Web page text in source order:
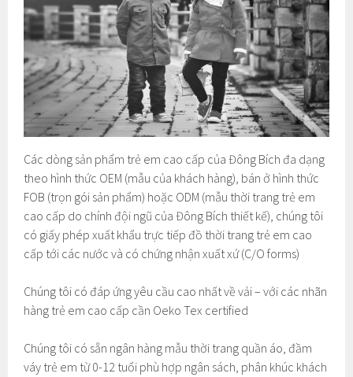
Các dòng sản phẩm trẻ em cao cấp của Đông Bích đa dạng
theo hình thức OEM (mẫu của khách hàng), bán ở hình thức
FOB (trọn gói sản phẩm) hoặc ODM (mẫu thời trang trẻ em
cao cấp do chính đội ngũ của Đông Bích thiết kế), chúng tôi
có giấy phép xuất khẩu trực tiếp đồ thời trang trẻ em cao
cấp tới các nước và có chứng nhận xuất xứ (C/O forms)
Chúng tôi có đáp ứng yêu cầu cao nhất về vải – với các nhãn
hàng trẻ em cao cấp cần Oeko Tex certified
Chúng tôi có sẵn ngân hàng mẫu thời trang quần áo, đầm
váy trẻ em từ 0-12 tuổi phù hợp ngân sách, phân khúc khách